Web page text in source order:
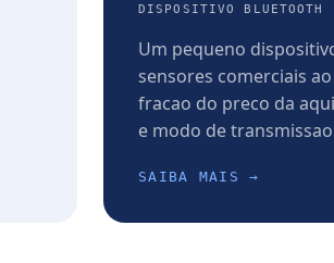
DISPOSITIVO BLUETOOTH
Um pequeno
sensores comerciais
fracao do preco da
e modo de
SAIBA MAIS →